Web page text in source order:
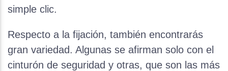
simple clic.
Respecto a la fijación, también encontrarás
gran variedad. Algunas se afirman solo con el
cinturón de seguridad y otras, que son las más